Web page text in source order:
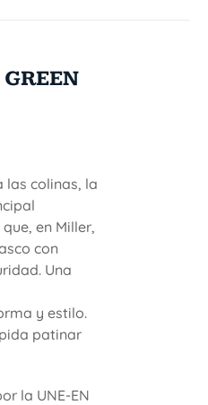
las colinas, la
en Miller,
con
Una
y estilo.
patinar
la UNE-EN